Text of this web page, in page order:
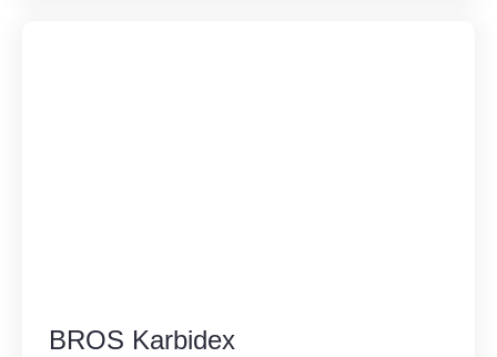
BROS Karbidex